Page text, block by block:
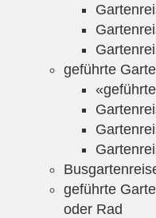
geführte
geführte
oder Rad